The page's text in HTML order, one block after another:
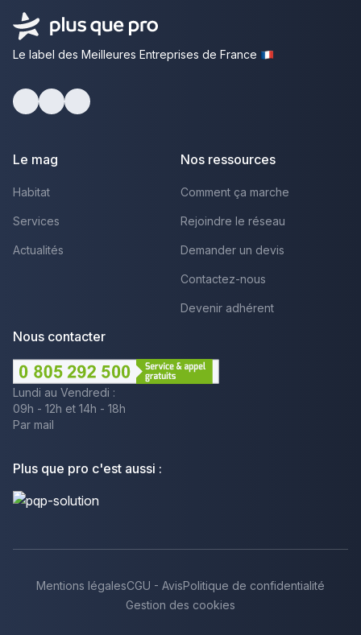
Le label des Meilleures Entreprises de France
Le mag
Habitat
Services
Actualités
Nos ressources
Comment ça marche
Rejoindre le réseau
Demander un devis
Contactez-nous
Devenir adhérent
Nous contacter
Lundi au Vendredi :
09h - 12h et 14h - 18h
Par mail
Plus que pro c'est aussi :
Mentions légalesCGU - AvisPolitique de confidentialité
Gestion des cookies